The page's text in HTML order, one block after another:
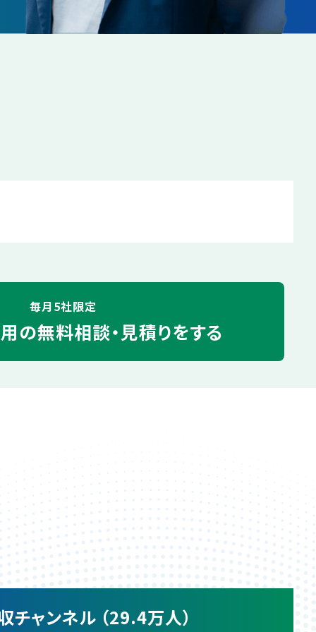
毎月5社限定
の無料相談・見積りをする
チャンネル （29.4万人）